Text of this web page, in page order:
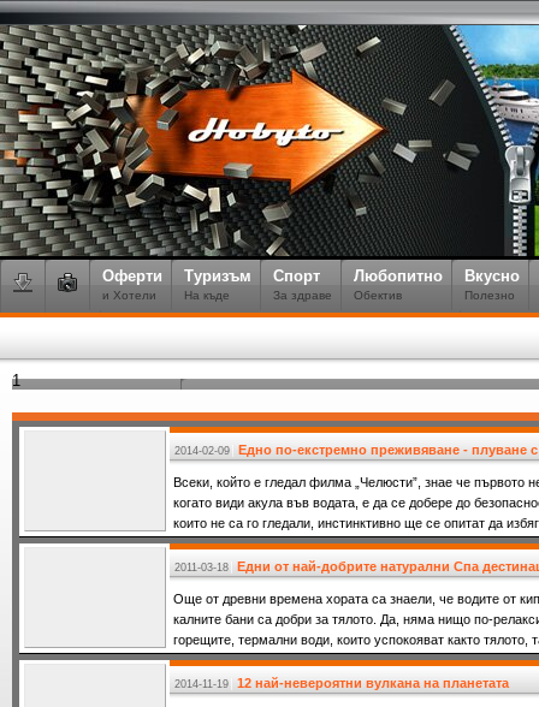
Оферти
и Хотели
Туризъм
На къде
Спорт
За здраве
Любопитно
Обектив
Вкусно
Полезно
1
2014-02-09 Едно по-екстремно преживяване - плуване
Всеки, който е гледал филма „Челюсти”, знае че първото
когато види акула във водата, е да се добере до
които не са го гледали, инстинктивно ще се опитат да
2011-03-18 Едни от най-добрите натурални Спа
Още от древни времена хората са знаели, че водите от
калните бани са добри за тялото. Да, няма нищо по-
горещите, термални води, които успокояват както тялото,
2014-11-19 12 най-невероятни вулканa на планетата